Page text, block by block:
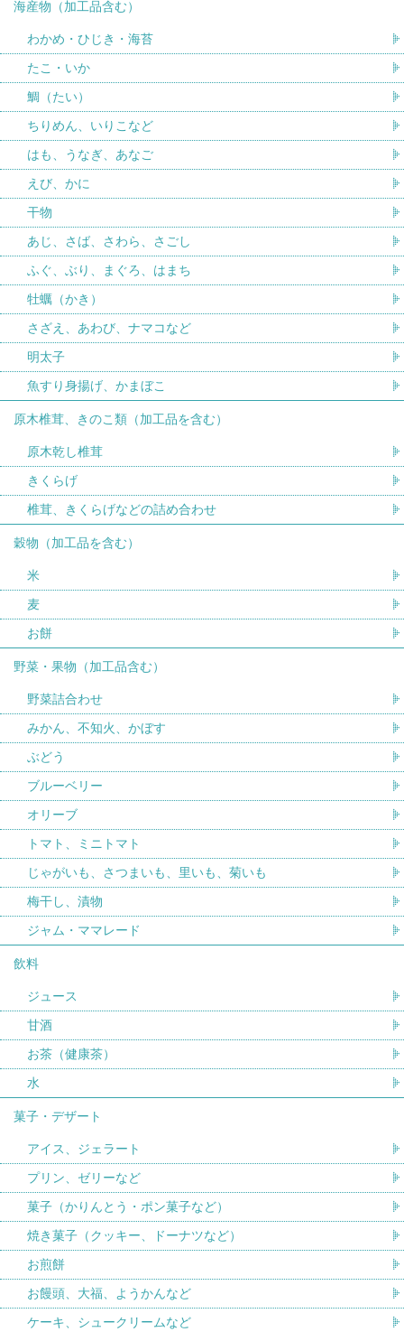
海産物（加工品含む）
わかめ・ひじき・海苔
たこ・いか
鯛（たい）
ちりめん、いりこなど
はも、うなぎ、あなご
えび、かに
干物
あじ、さば、さわら、さごし
ふぐ、ぶり、まぐろ、はまち
牡蠣（かき）
さざえ、あわび、ナマコなど
明太子
魚すり身揚げ、かまぼこ
原木椎茸、きのこ類（加工品を含む）
原木乾し椎茸
きくらげ
椎茸、きくらげなどの詰め合わせ
穀物（加工品を含む）
米
麦
お餅
野菜・果物（加工品含む）
野菜詰合わせ
みかん、不知火、かぼす
ぶどう
ブルーベリー
オリーブ
トマト、ミニトマト
じゃがいも、さつまいも、里いも、菊いも
梅干し、漬物
ジャム・ママレード
飲料
ジュース
甘酒
お茶（健康茶）
水
菓子・デザート
アイス、ジェラート
プリン、ゼリーなど
菓子（かりんとう・ポン菓子など）
焼き菓子（クッキー、ドーナツなど）
お煎餅
お饅頭、大福、ようかんなど
ケーキ、シュークリームなど